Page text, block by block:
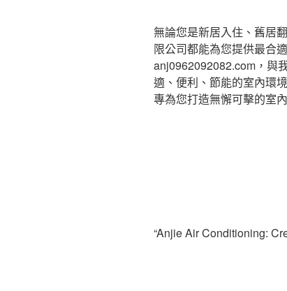
無論您是新居入住、舊居
限公司都能為您提供最合
anj0962092082.com，與
適、便利、節能的室內環
專為您打造無懈可擊的室
“Anjie Air Conditioning: